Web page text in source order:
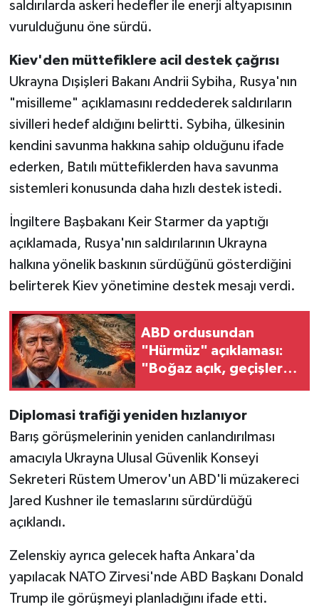
saldırılarda askeri hedefler ile enerji altyapısının
vurulduğunu öne sürdü.
Kiev'den müttefiklere acil destek çağrısı
Ukrayna Dışişleri Bakanı Andrii Sybiha, Rusya'nın
"misilleme" açıklamasını reddederek saldırıların
sivilleri hedef aldığını belirtti. Sybiha, ülkesinin
kendini savunma hakkına sahip olduğunu ifade
ederken, Batılı müttefiklerden hava savunma
sistemleri konusunda daha hızlı destek istedi.
İngiltere Başbakanı Keir Starmer da yaptığı
açıklamada, Rusya'nın saldırılarının Ukrayna
halkına yönelik baskının sürdüğünü gösterdiğini
belirterek Kiev yönetimine destek mesajı verdi.
ABD ordusundan
"Hürmüz" açıklaması:
"Boğaz açık, geçişler
Diplomasi trafiği yeniden hızlanıyor
Barış görüşmelerinin yeniden canlandırılması
amacıyla Ukrayna Ulusal Güvenlik Konseyi
Sekreteri Rüstem Umerov'un ABD'li müzakereci
Jared Kushner ile temaslarını sürdürdüğü
açıklandı.
Zelenskiy ayrıca gelecek hafta Ankara'da
yapılacak NATO Zirvesi'nde ABD Başkanı Donald
Trump ile görüşmeyi planladığını ifade etti.